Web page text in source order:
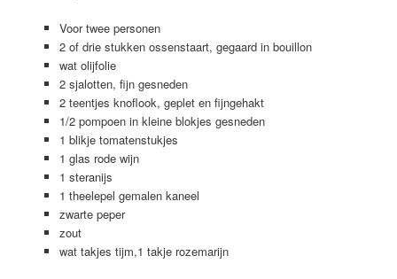
Voor twee personen
2 of drie stukken ossenstaart, gegaard in bouillon
wat olijfolie
2 sjalotten, fijn gesneden
2 teentjes knoflook, geplet en fijngehakt
1/2 pompoen in kleine blokjes gesneden
1 blikje tomatenstukjes
1 glas rode wijn
1 steranijs
1 theelepel gemalen kaneel
zwarte peper
zout
wat takjes tijm,1 takje rozemarijn